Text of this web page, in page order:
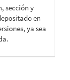
sección y
en
ya sea